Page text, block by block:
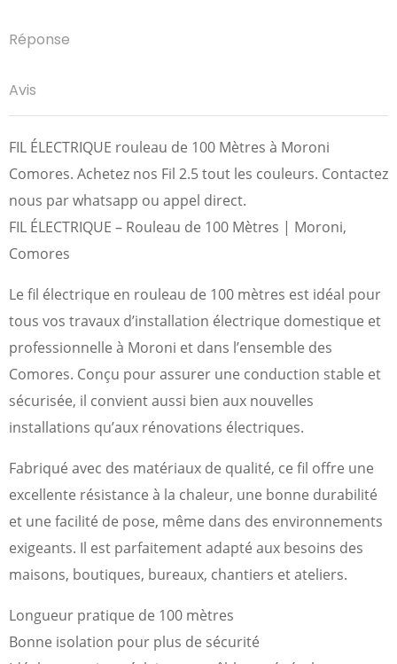
Réponse
Avis
FIL ÉLECTRIQUE rouleau de 100 Mètres à Moroni
Comores. Achetez nos Fil 2.5 tout les couleurs. Contactez
nous par whatsapp ou appel direct.
FIL ÉLECTRIQUE – Rouleau de 100 Mètres | Moroni,
Comores
Le fil électrique en rouleau de 100 mètres est idéal pour
tous vos travaux d’installation électrique domestique et
professionnelle à Moroni et dans l’ensemble des
Comores. Conçu pour assurer une conduction stable et
sécurisée, il convient aussi bien aux nouvelles
installations qu’aux rénovations électriques.
Fabriqué avec des matériaux de qualité, ce fil offre une
excellente résistance à la chaleur, une bonne durabilité
et une facilité de pose, même dans des environnements
exigeants. Il est parfaitement adapté aux besoins des
maisons, boutiques, bureaux, chantiers et ateliers.
Longueur pratique de 100 mètres
Bonne isolation pour plus de sécurité